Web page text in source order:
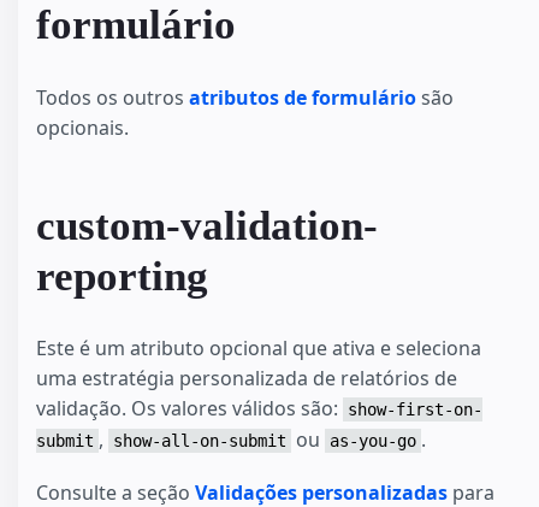
formulário
Todos os outros atributos de formuláriosão
opcionais.
custom-validation-
reporting
Este é um atributo opcional que ativa e seleciona
uma estratégia personalizada de relatórios de
validação. Os valores válidos são:
show-first-on-
submit , show-all-on-submit ou as-you-go .
Consulte a seção Validações personalizadas para